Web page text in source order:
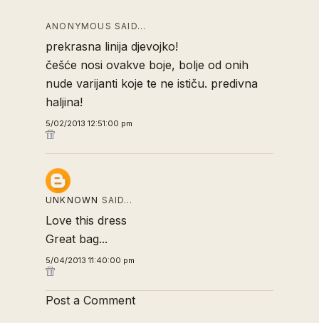
ANONYMOUS SAID…
prekrasna linija djevojko!
češće nosi ovakve boje, bolje od onih
nude varijanti koje te ne ističu. predivna
haljina!
5/02/2013 12:51:00 pm
UNKNOWN SAID…
Love this dress
Great bag...
5/04/2013 11:40:00 pm
Post a Comment